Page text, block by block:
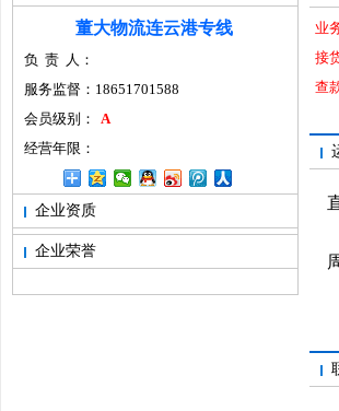
董大物流连云港专线
负 责 人：
服务监督：18651701588
会员级别：
A
经营年限：
企业资质
企业荣誉
业
接
查